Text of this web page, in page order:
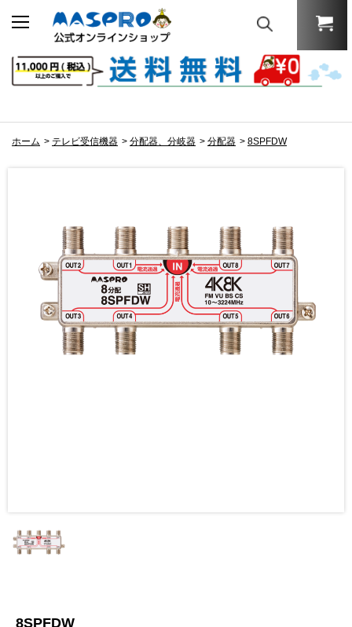
ホーム > テレビ受信機器 > 分配器、分岐器 > 分配器 > 8SPFDW
8SPFDW